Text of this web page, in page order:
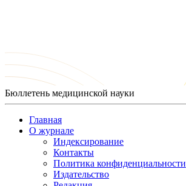
Бюллетень медицинской науки
Главная
О журнале
Индексирование
Контакты
Политика конфиденциальности
Издательство